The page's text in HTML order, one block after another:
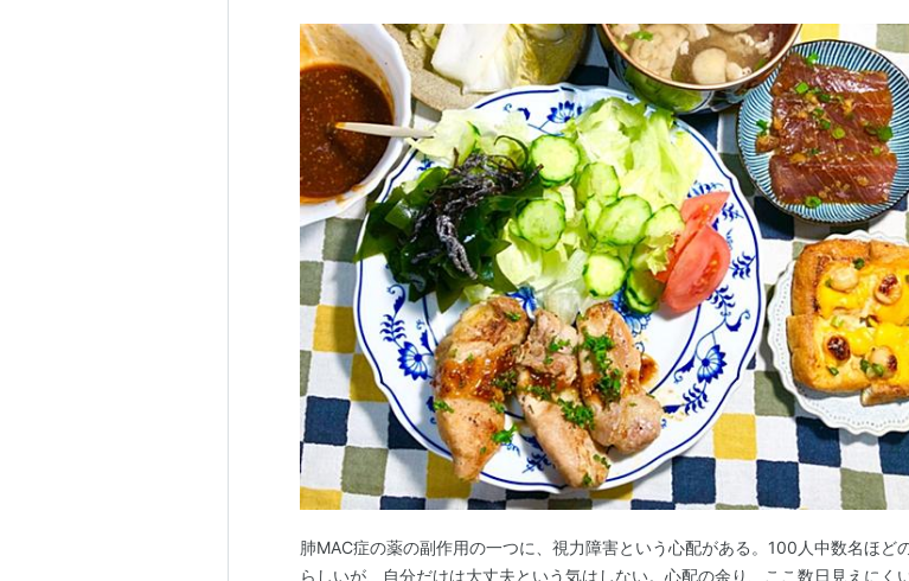
肺MAC症の薬の副作用の一つに、視力障害という心配がある。100人中数名ほど
らしいが、自分だけは大丈夫という気はしない。心配の余り、ここ数日見えにく